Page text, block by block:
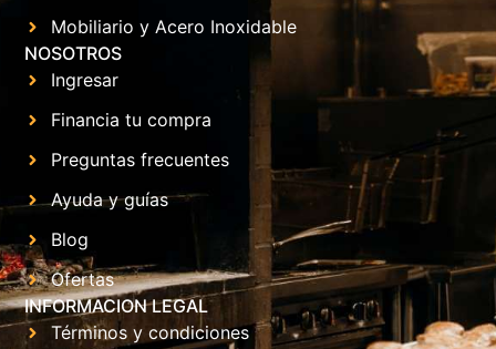
Mobiliario y Acero Inoxidable
NOSOTROS
Ingresar
Financia tu compra
Preguntas frecuentes
Ayuda y guías
Blog
Ofertas
INFORMACION LEGAL
Términos y condiciones